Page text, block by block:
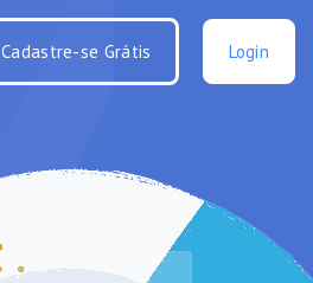
Cadastre-se Grátis Login